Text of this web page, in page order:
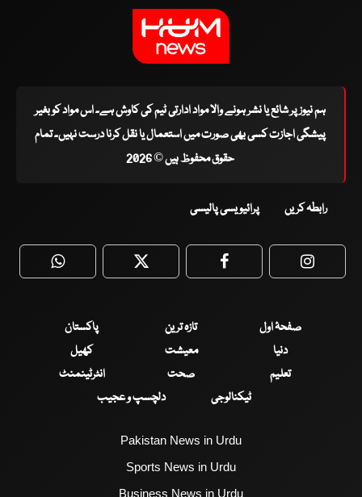
ہم نیوز پر شائع یا نشر ہونے والا مواد ادارتی ٹیم کی کاوش ہے۔ اس مواد کو بغیر
پیشگی اجازت کسی بھی صورت میں استعمال یا نقل کرنا درست نہیں۔ تمام
حقوق محفوظ ہیں © 2026
رابطہ کریں پرائیویسی پالیسی
WhatsApp Twitter Facebook
صفحۂ اول تازہ ترین
پاکستان
دنیا
معیشت
کھیل
تعلیم
صحت
انٹرٹینمنٹ
ٹیکنالوجی
دلچسپ و عجیب
Pakistan News in Urdu
Sports News in Urdu
Business News in Urdu